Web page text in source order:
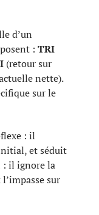
d’un
: TRI
(retour sur
nette).
sur le
: il
et séduit
: il ignore la
sur